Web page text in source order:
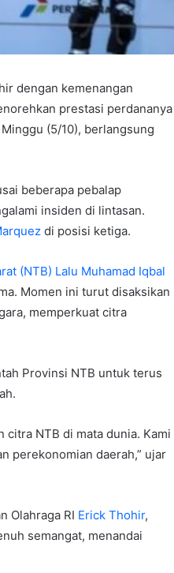
dengan kemenangan
prestasi perdananya
Minggu (5/10), berlangsung
beberapa pebalap
insiden di lintasan.
di posisi ketiga.
(NTB) Lalu Muhamad Iqbal
Momen ini turut disaksikan
memperkuat citra
Provinsi NTB untuk terus
citra NTB di mata dunia. Kami
perekonomian daerah,” ujar
Olahraga RI Erick Thohir,
semangat, menandai